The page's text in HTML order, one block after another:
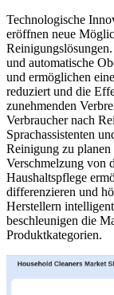
Technologische
eröffnen neue
und automatische
und ermöglichen
reduziert und die
zunehmenden
Verbraucher nach
Sprachassistenten
Reinigung zu
Verschmelzung von
Haushaltspflege
differenzieren und
Herstellern
beschleunigen die
Produktkategorien.